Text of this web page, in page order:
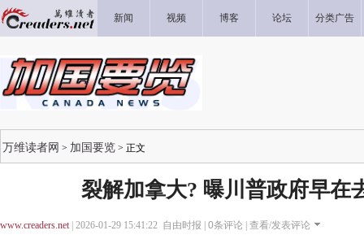
新闻 视频 博客 论坛 分类广告
万维读者网 > 加国要览 > 正文
裂解加拿大? 曝川普政府早在
www.creaders.net| 2026-01-29 15:41:22 自由时报 | 0条评论 | 查看/发表评论